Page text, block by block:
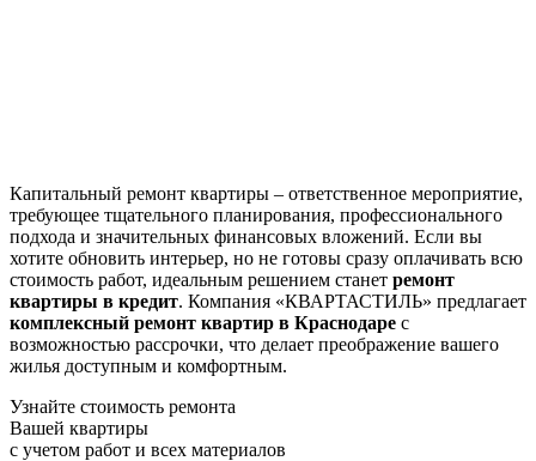
Капитальный ремонт квартиры – ответственное мероприятие,
требующее тщательного планирования, профессионального
подхода и значительных финансовых вложений. Если вы
хотите обновить интерьер, но не готовы сразу оплачивать всю
стоимость работ, идеальным решением станет ремонт
квартиры в кредит. Компания «КВАРТАСТИЛЬ» предлагает
комплексный ремонт квартир в Краснодаре с
возможностью рассрочки, что делает преображение вашего
жилья доступным и комфортным.
Узнайте стоимость ремонта
Вашей квартиры
с учетом работ и всех материалов